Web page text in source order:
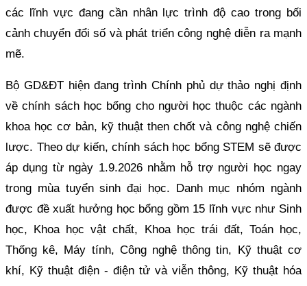
các lĩnh vực đang cần nhân lực trình độ cao trong bối
cảnh chuyển đổi số và phát triển công nghệ diễn ra mạnh
mẽ.
Bộ GD&ĐT hiện đang trình Chính phủ dự thảo nghị định
về chính sách học bổng cho người học thuộc các ngành
khoa học cơ bản, kỹ thuật then chốt và công nghệ chiến
lược. Theo dự kiến, chính sách học bổng STEM sẽ được
áp dụng từ ngày 1.9.2026 nhằm hỗ trợ người học ngay
trong mùa tuyển sinh đại học. Danh mục nhóm ngành
được đề xuất hưởng học bổng gồm 15 lĩnh vực như Sinh
học, Khoa học vật chất, Khoa học trái đất, Toán học,
Thống kê, Máy tính, Công nghệ thông tin, Kỹ thuật cơ
khí, Kỹ thuật điện - điện tử và viễn thông, Kỹ thuật hóa